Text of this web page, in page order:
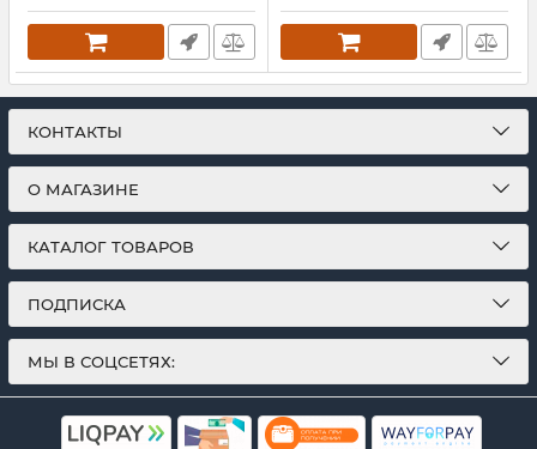
КОНТАКТЫ
О МАГАЗИНЕ
КАТАЛОГ ТОВАРОВ
ПОДПИСКА
МЫ В СОЦСЕТЯХ: